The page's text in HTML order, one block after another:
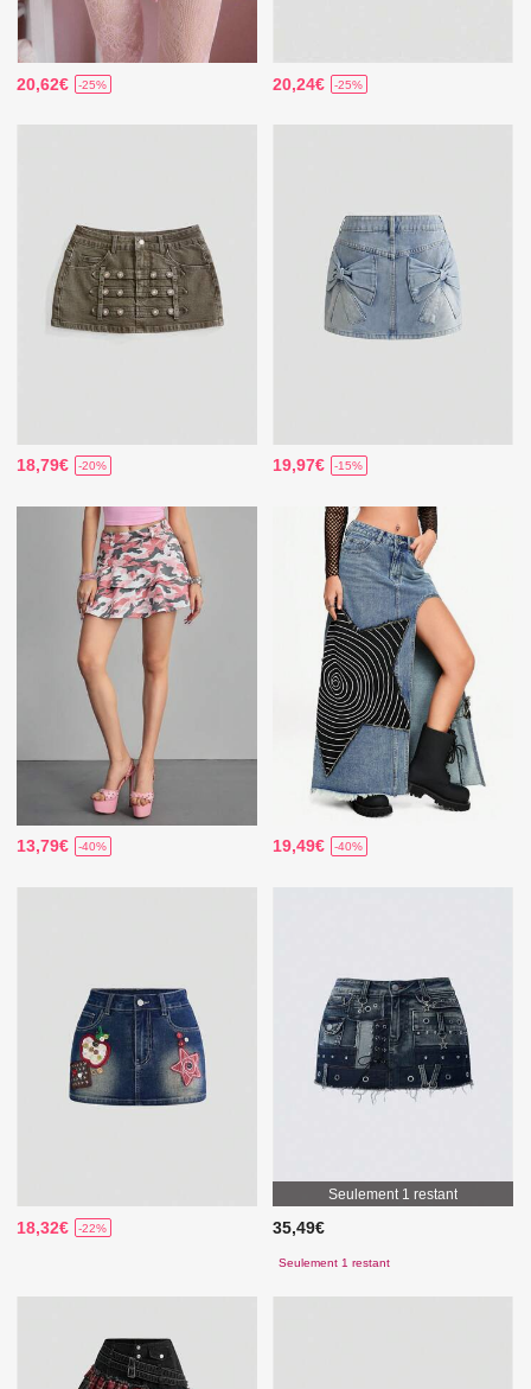
20,62€ -25% 20,24€ -25%
18,79€ -20% 19,97€ -15%
13,79€ -40% 19,49€ -40%
18,32€ -22%
Seulement 1 restant
35,49€
Seulement 1 restant